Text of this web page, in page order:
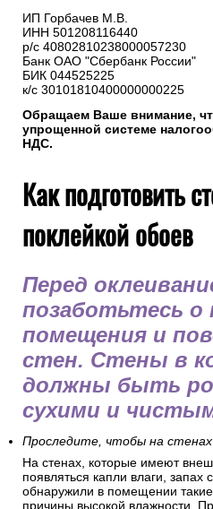
ИП Горбачев М.В.
ИНН 501208116440
р/с 40802810238000057230
Банк ОАО "Сбербанк России"
БИК 044525225
к/с 30101810400000000225
Обращаем Ваше внимание,
упрощенной системе
НДС.
Как подготовить
поклейкой обоев
Перед
позаботьтесь о
помещения и
стен. Стены в
должны быть
сухими и
Проследите, чтобы на
На стенах, которые имеют
появляться капли влаги, запах
обнаружили в помещении такие
причины высокой влажности.